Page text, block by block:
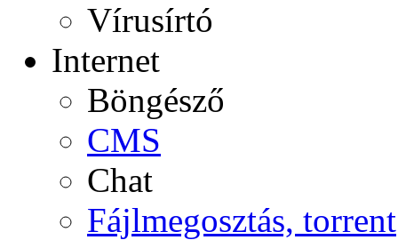
Vírusírtó
Internet
Böngésző
CMS
Chat
Fájlmegosztás, torrent